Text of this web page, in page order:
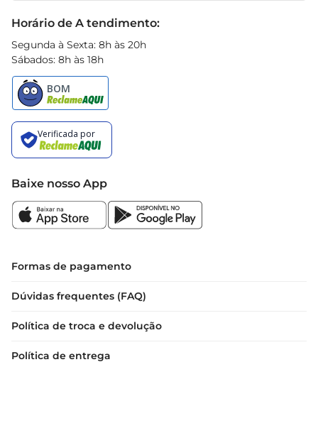
Horário de A tendimento:
Segunda à Sexta: 8h às 20h
Sábados: 8h às 18h
Baixe nosso App
Formas de pagamento
Dúvidas frequentes (FAQ)
Política de troca e devolução
Política de entrega